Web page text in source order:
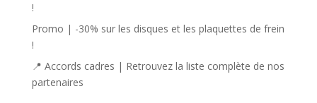
!
Promo | -30% sur les disques et les plaquettes de frein
!
📍 Accords cadres | Retrouvez la liste complète de nos
partenaires